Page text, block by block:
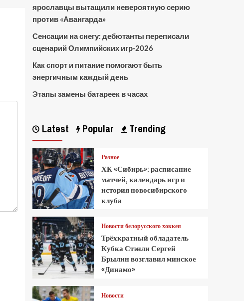
ярославцы вытащили невероятную серию
против «Авангарда»
Сенсации на снегу: дебютанты переписали
сценарий Олимпийских игр-2026
Как спорт и питание помогают быть
энергичным каждый день
Этапы замены батареек в часах
Latest Popular Trending
Разное
ХК «Сибирь»: расписание
матчей, календарь игр и
история новосибирского
клуба
Новости белорусского хоккея
Трёхкратный обладатель
Кубка Стэнли Сергей
Брылин возглавил минское
«Динамо»
Новости